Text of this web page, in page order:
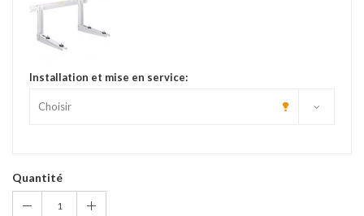
Installation et mise en service:
Quantité
1